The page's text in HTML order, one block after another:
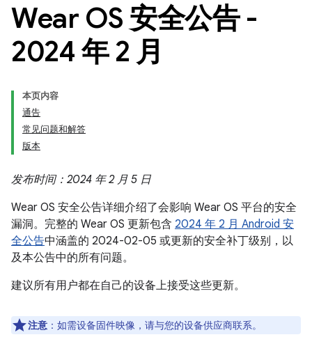
Wear OS 安全公告 -
2024 年 2 月
本页内容
通告
常见问题和解答
版本
发布时间：2024 年 2 月 5 日
Wear OS 安全公告详细介绍了会影响 Wear OS 平台的安全
漏洞。完整的 Wear OS 更新包含 2024 年 2 月 Android 安
全公告中涵盖的 2024-02-05 或更新的安全补丁级别，以
及本公告中的所有问题。
建议所有用户都在自己的设备上接受这些更新。
注意 ：如需设备固件映像，请与您的设备供应商联系。